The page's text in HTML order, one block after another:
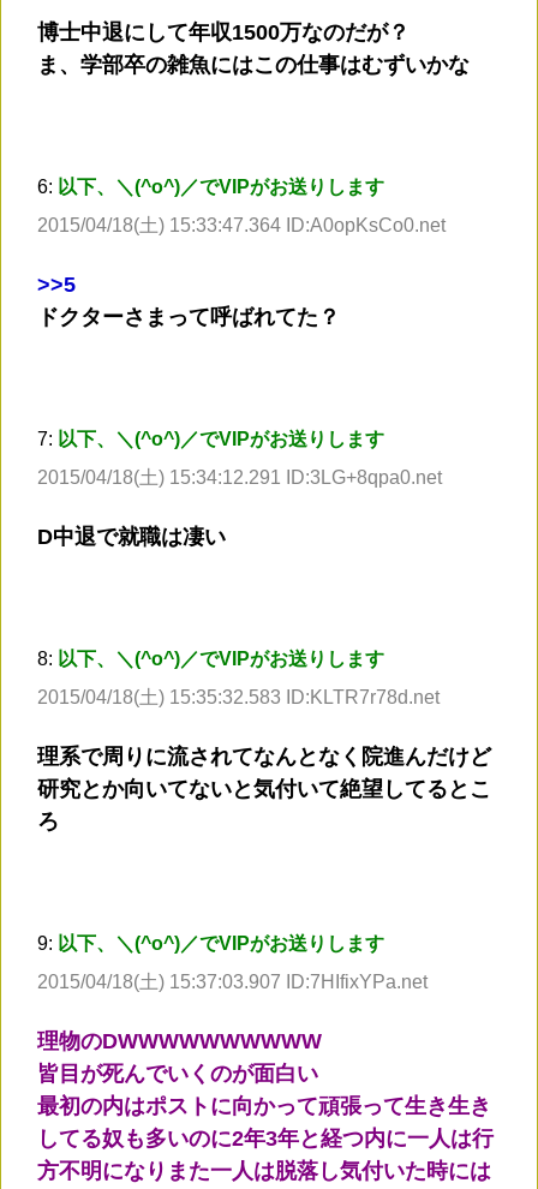
博士中退にして年収1500万なのだが？
ま、学部卒の雑魚にはこの仕事はむずいかな
6: 以下、＼(^o^)／でVIPがお送りします
2015/04/18(土) 15:33:47.364 ID:A0opKsCo0.net
>>5
ドクターさまって呼ばれてた？
7: 以下、＼(^o^)／でVIPがお送りします
2015/04/18(土) 15:34:12.291 ID:3LG+8qpa0.net
D中退で就職は凄い
8: 以下、＼(^o^)／でVIPがお送りします
2015/04/18(土) 15:35:32.583 ID:KLTR7r78d.net
理系で周りに流されてなんとなく院進んだけど
研究とか向いてないと気付いて絶望してるとこ
ろ
9: 以下、＼(^o^)／でVIPがお送りします
2015/04/18(土) 15:37:03.907 ID:7HIfixYPa.net
理物のDWWWWWWWWWW
皆目が死んでいくのが面白い
最初の内はポストに向かって頑張って生き生き
してる奴も多いのに2年3年と経つ内に一人は行
方不明になりまた一人は脱落し気付いた時には